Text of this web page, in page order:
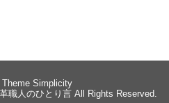
Simplicity
職人のひとり言All Rights Reserved.